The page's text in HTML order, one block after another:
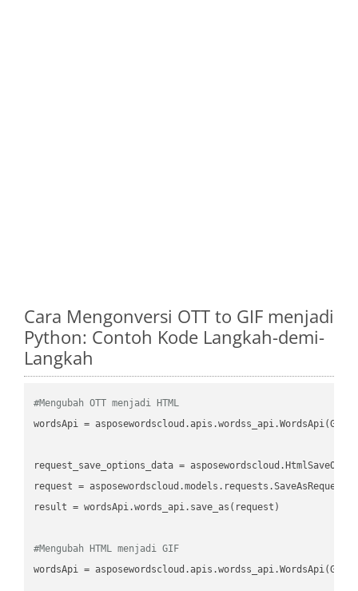
Cara Mengonversi OTT to GIF menjadi
Python: Contoh Kode Langkah-demi-
Langkah
#Mengubah OTT menjadi HTML
wordsApi =
request_save_options_data =
request
result = wordsApi.words_api.save_as(request)
#Mengubah HTML menjadi GIF
wordsApi =